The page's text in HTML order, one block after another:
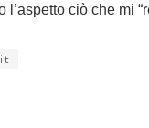
l’aspetto ciò che mi